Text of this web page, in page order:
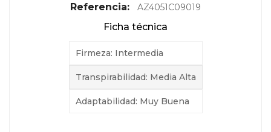
Referencia: AZ4051C09019
Ficha técnica
Firmeza: Intermedia
Transpirabilidad: Media Alta
Adaptabilidad: Muy Buena